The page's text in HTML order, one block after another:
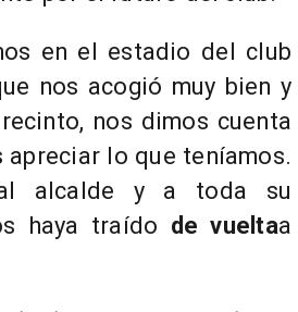
en el estadio del club
nos acogió muy bien y
nos dimos cuenta
apreciar lo que teníamos.
alcalde y a toda su
haya traído de vueltaa